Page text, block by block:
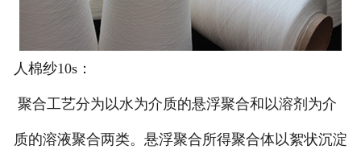
天丝
莫代尔
人棉纱10s：
聚合工艺分为以水为介质的悬浮聚合和以溶剂为介
质的溶液聚合两类。悬浮聚合所得聚合体以絮状沉淀